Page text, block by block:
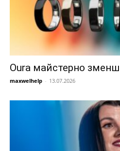
Oura майстерно
maxwelhelp - 13.07.2026